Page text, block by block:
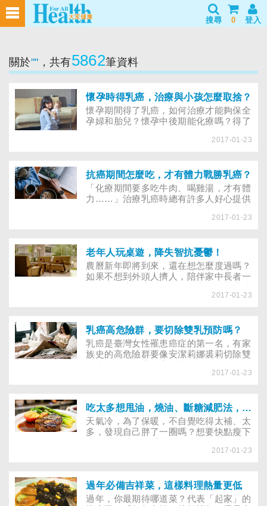
搜尋 0 登入
關於"" ，共有5862筆資料
懷孕時得乳癌，治療與小孩怎麼取捨？
懷孕期間得了乳癌，如何治療才能夠保全
孕婦和胎兒？懷孕中後期能化療嗎？得了
2017-01-23
抗癌期間怎麼吃，才有體力戰勝乳癌？
「化療期間要多吃牛肉、喝雞湯，才有體
力……」治療乳癌時總有許多人好心提供
成後，飲食該注意什麼？化療期間可吃營
惑，一一為你解答。
2017-01-23
老年人玩桌遊，降失智抗憂鬱！
農曆新年即將到來，還在想怎麼度過嗎？
如果不想到外頭人擠人，陪伴家中長者一
國一項稱為paquid世代研究指出，玩桌遊
2017-01-23
乳癌高危險群，要切除雙乳預防嗎？
乳癌是臺灣女性罹患癌症的第一名，有家
族史的高危險群要像安潔莉娜裘莉切除雙
腫，也會提高乳癌風險嗎？如何才能遠離
2017-01-23
吃太多想甩油，燒油、斷糖減肥法，有效嗎？
天氣冷，為了保暖，不自覺吃得太補、太
多，發現自己胖了一圈嗎？想要快點瘦下
2017-01-23
過年必備吉祥菜，這樣料理熱量更低
過年，你最期待哪道菜？代表「起家」的